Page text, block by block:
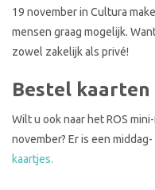
19 november in Cultura
mensen graag mogelijk.
zowel zakelijk als privé!
Bestel kaarten
Wilt u ook naar het ROS
november? Er is een
kaartjes.